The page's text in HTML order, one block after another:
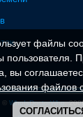
© WhoIsDoctorWho,
файлы
пользователя.
вы
файлов